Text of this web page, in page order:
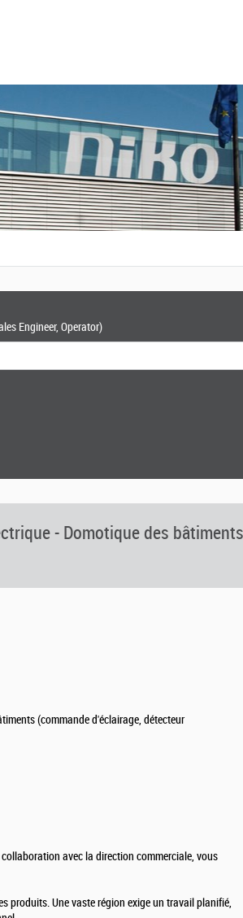
Engineer, Operator)
- Domotique des bâtiments
(commande d'éclairage, détecteur
avec la direction commerciale, vous
produits. Une vaste région exige un travail planifié,